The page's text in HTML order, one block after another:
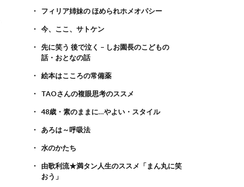
フィリア姉妹の ほめられホメオパシー
今、ここ、サトケン
先に笑う 後で泣く – しお園長のこどもの
話・おとなの話
絵本はこころの常備薬
TAOさんの複眼思考のススメ
48歳・素のままに…やよい・スタイル
あろは～呼吸法
水のかたち
由歌利流★満タン人生のススメ「まん丸に笑
おう」